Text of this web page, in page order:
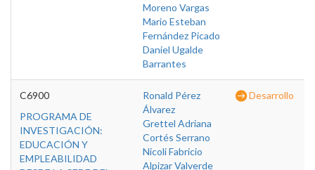
Moreno Vargas
Mario Esteban
Fernández Picado
Daniel Ugalde
Barrantes
C6900
PROGRAMA DE
INVESTIGACIÓN:
EDUCACIÓN Y
EMPLEABILIDAD
Ronald Pérez
Álvarez
Grettel Adriana
Cortés Serrano
Nicoli Fabricio
Alpizar Valverde
Desarrollo